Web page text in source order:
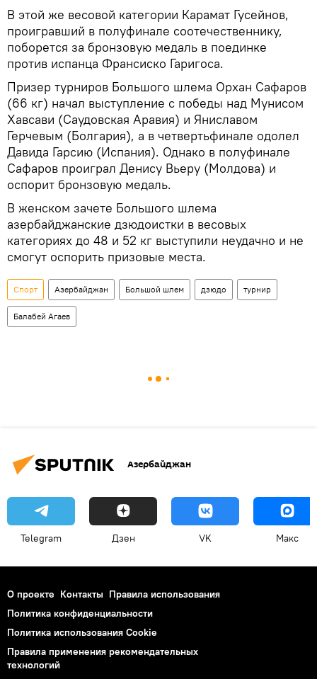
В этой же весовой категории Карамат Гусейнов,
проигравший в полуфинале соотечественнику,
поборется за бронзовую медаль в поединке
против испанца Франсиско Гаригоса.
Призер турниров Большого шлема Орхан Сафаров
(66 кг) начал выступление с победы над Мунисом
Хавсави (Саудовская Аравия) и Яниславом
Герчевым (Болгария), а в четвертьфинале одолел
Давида Гарсию (Испания). Однако в полуфинале
Сафаров проиграл Денису Вьеру (Молдова) и
оспорит бронзовую медаль.
В женском зачете Большого шлема
азербайджанские дзюдоистки в весовых
категориях до 48 и 52 кг выступили неудачно и не
смогут оспорить призовые места.
Спорт Азербайджан Большой шлем дзюдо турнир
Балабей Агаев
Азербайджан
Telegram Дзен VK Макс
О проекте Контакты Правила использования
Политика конфиденциальности
Политика использования Cookie
Правила применения рекомендательных
технологий